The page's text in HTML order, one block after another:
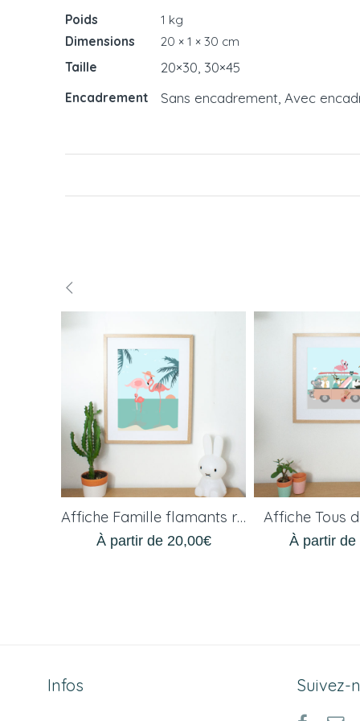
Poids
1 kg
Dimensions
20 × 1 × 30 cm
Taille
20×30, 30×45
Encadrement Sans encadrement, Avec
Affiche Famille flamants roses
À partir de 20,00€
Affiche Tous
À partir de
Infos Suivez-